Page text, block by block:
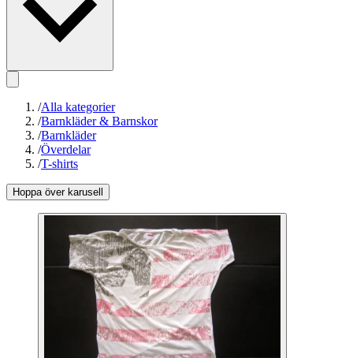
/Alla kategorier
/Barnkläder & Barnskor
/Barnkläder
/Överdelar
/T-shirts
Hoppa över karusell